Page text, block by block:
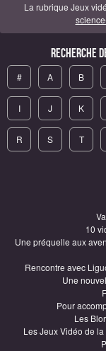
La rubrique Jeux
Recherche
# A B
I J K
R S T
10
Une préquelle aux
Rencontre avec
Une
Pour
Les
Les Jeux Vidéo de